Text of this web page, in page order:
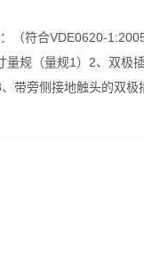
（符合VDE0620-
量规（量规1）2、双极
带旁侧接地触头的双极